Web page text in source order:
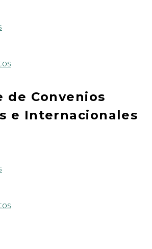
de Convenios
e Internacionales